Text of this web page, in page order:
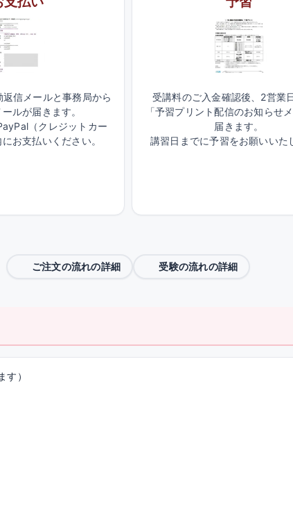
信メールと事務局から
ルが届きます。
（クレジットカー
お支払いください。
受講料のご入金確認後、2営業
「予習プリント配信のお知らせ
届きます。
講習日までに予習をお願いいた
ご注文の流れの詳細 受験の流れの詳細
す）